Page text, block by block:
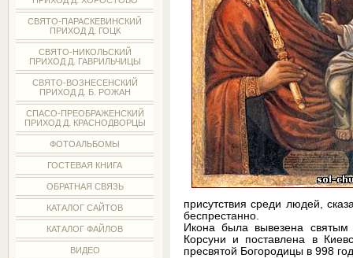
СВЯТО-ПАРАСКЕВИНСКИЙ
ПРИХОД Д. ГОЦК
СВЯТО-НИКОЛЬСКИЙ
ПРИХОД Д. ГАВРИЛЬЧИЦЫ
СВЯТО-ВОЗНЕСЕНСКИЙ
ПРИХОД Д. Б. РОЖАН
СПАСО-ПРЕОБРАЖЕНСКИЙ
ПРИХОД Д. КРАСНОДВОРЦЫ
ФОТОАЛЬБОМЫ
ГОСТЕВАЯ КНИГА
ОБРАТНАЯ СВЯЗЬ
КАТАЛОГ САЙТОВ
КАТАЛОГ ФАЙЛОВ
ВИДЕО
присутствия среди людей,
беспрестанно.
Икона была вывезена
Корсуни и поставлена в
пресвятой Богородицы в 998